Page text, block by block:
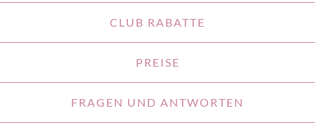
CLUB RABATTE
PREISE
FRAGEN UND ANTWORTEN